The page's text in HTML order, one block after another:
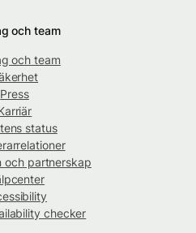
och team
och team
Press
status
och partnerskap
checker